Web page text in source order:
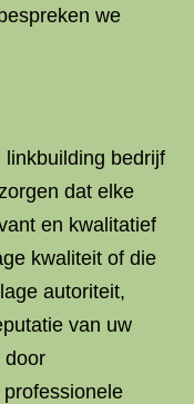
we
linkbuilding bedrijf
dat elke
en kwalitatief
kwaliteit of die
autoriteit,
van uw
door